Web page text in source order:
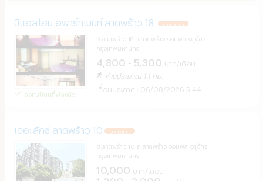
บีแอลโฮม อพาร์ทเมนท์ ลาดพร้าว 18 UPDATE !
ลงทะเบียนที่พักแล้ว
ซ.ลาดพร้าว 18 ถ.ลาดพร้าว จอมพล จตุจักร
กรุงเทพมหานคร
4,800 - 5,300 บาท/เดือน
ห่างประมาณ 1.1 กม.
06/08/2026 5:44
เดอะลักซ์ ลาดพร้าว 10 UPDATE !
ซ.ลาดพร้าว 10 ถ.ลาดพร้าว จอมพล จตุจักร
กรุงเทพมหานคร
10,000 บาท/เดือน
1,200 - 3,000